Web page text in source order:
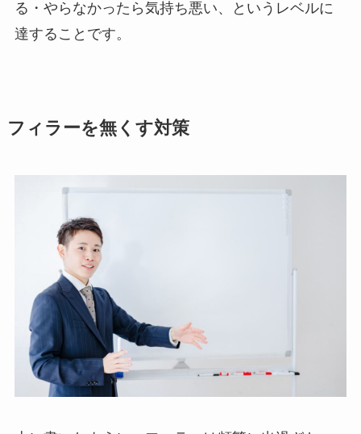
る・やらなかったら気持ち悪い、というレベルに
達することです。
フィラーを無くす対策